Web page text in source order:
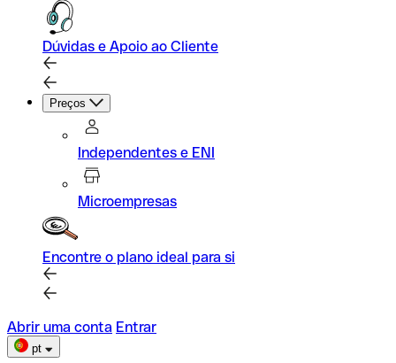
Dúvidas e Apoio ao Cliente
Preços
Independentes e ENI
Microempresas
Encontre o plano ideal para si
Abrir uma conta Entrar
pt